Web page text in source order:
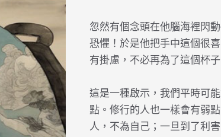
忽然有個念頭在他腦海裡閃
恐懼！於是他把手中這個很
有掛慮，不必再為了這個杯
這是一種啟示，我們平時可
點。修行的人也一樣會有弱
人，不為自己；一旦到了利